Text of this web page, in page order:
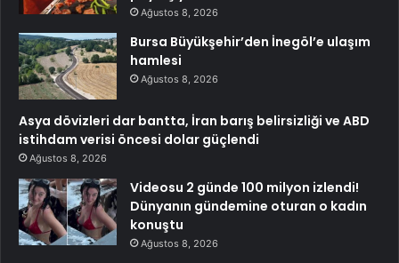
Ağustos 8, 2026
Bursa Büyükşehir’den İnegöl’e ulaşım
hamlesi
Ağustos 8, 2026
Asya dövizleri dar bantta, İran barış belirsizliği ve ABD
istihdam verisi öncesi dolar güçlendi
Ağustos 8, 2026
Videosu 2 günde 100 milyon izlendi!
Dünyanın gündemine oturan o kadın
konuştu
Ağustos 8, 2026